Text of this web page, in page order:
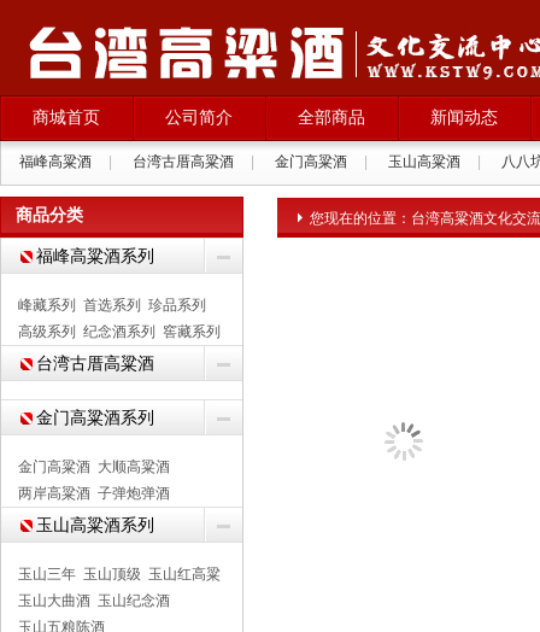
商城首页 公司简介 全部商品 新闻动态
福峰高粱酒 台湾古厝高粱酒 金门高粱酒 玉山高粱酒
八八
拉纳葡萄酒
|
商品分类
福峰高粱酒系列
峰藏系列 首选系列
珍品系列
高级系列
纪念酒系列 窖藏系列
台湾古厝高粱酒
金门高粱酒系列
金门高粱酒 大顺高粱酒
两岸高粱酒 子弹炮弹酒
玉山高粱酒系列
玉山三年 玉山顶级 玉山红高粱
玉山大曲酒 玉山纪念酒
玉山五粮陈酒
您现在的位置： 台湾高粱酒文化交